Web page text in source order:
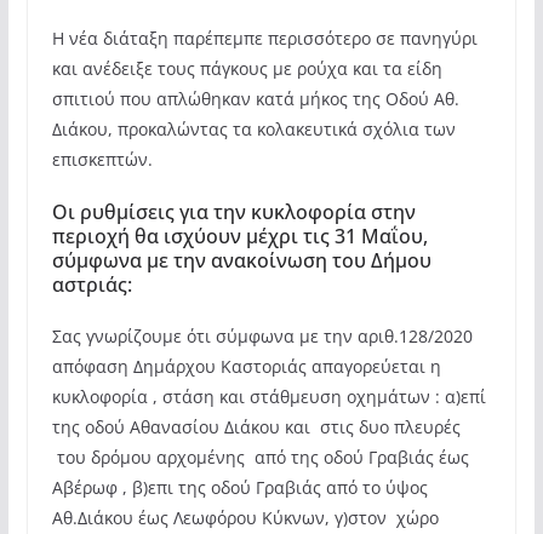
Η νέα διάταξη παρέπεμπε περισσότερο σε πανηγύρι
και ανέδειξε τους πάγκους με ρούχα και τα είδη
σπιτιού που απλώθηκαν κατά μήκος της Οδού Αθ.
Διάκου, προκαλώντας τα κολακευτικά σχόλια των
επισκεπτών.
Οι ρυθμίσεις για την κυκλοφορία στην
περιοχή θα ισχύουν μέχρι τις 31 Μαΐου,
σύμφωνα με την ανακοίνωση του Δήμου
αστριάς:
Σας γνωρίζουμε ότι σύμφωνα με την αριθ.128/2020
απόφαση Δημάρχου Καστοριάς απαγορεύεται η
κυκλοφορία , στάση και στάθμευση οχημάτων : α)επί
της οδού Αθανασίου Διάκου και στις δυο πλευρές
του δρόμου αρχομένης από της οδού Γραβιάς έως
Αβέρωφ , β)επι της οδού Γραβιάς από το ύψος
Αθ.Διάκου έως Λεωφόρου Κύκνων, γ)στον χώρο